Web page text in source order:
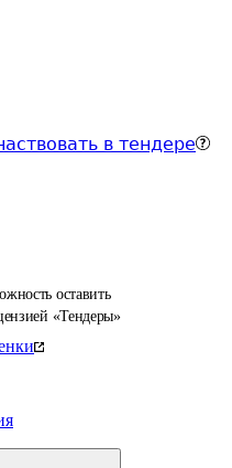
в тендере
оставить
«Тендеры»